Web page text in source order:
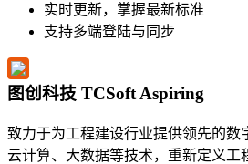
实时更新，掌握最新标准
支持多端登陆与同步
图创科技 TCSoft Aspiring
致力于为工程建设行业提供领先的数
云计算、大数据等技术，重新定义工